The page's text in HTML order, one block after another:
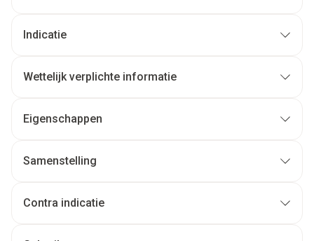
Indicatie
Wettelijk verplichte informatie
Eigenschappen
Samenstelling
Contra indicatie